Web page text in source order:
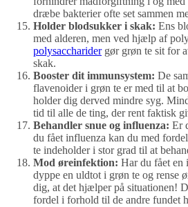
dræbe bakterier ofte set sammen
Holder blodsukker i skak: Ens
med alderen, men ved hjælp af
polysaccharidergør grøn te sit for
skak.
Booster dit immunsystem: De
flavenoider i grøn te er med til at
holder dig derved mindre syg.
tid til alle de ting, der rent faktisk
Behandler snue og influenza: Er
du fået influenza kan du med
te indeholder i stor grad til at
Mod øreinfektion: Har du fået en
dyppe en uldtot i grøn te og rense
dig, at det hjælper på situationen!
fordel i forhold til de andre fundet